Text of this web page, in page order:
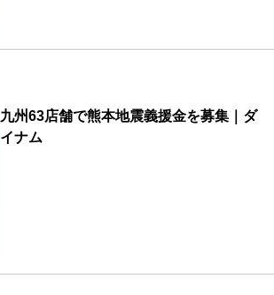
九州63店舗で熊本地震義援金を募集｜ダ
イナム